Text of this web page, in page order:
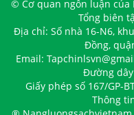
© Cơ quan ngôn luận của
Tổng biên
Địa chỉ: Số nhà 16-N6,
Đồng,
Email:
Đường
Giấy phép số 167/GP-
Thông